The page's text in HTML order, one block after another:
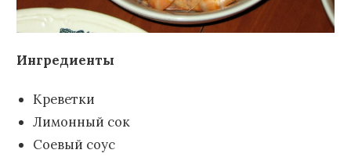
Ингредиенты
Креветки
Лимонный сок
Соевый соус